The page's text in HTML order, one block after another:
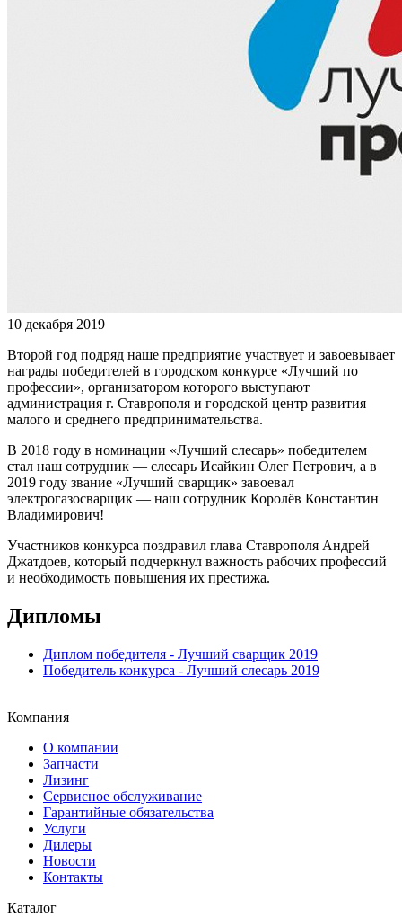
10 декабря 2019
Второй год подряд наше предприятие участвует и завоевывает
награды победителей в городском конкурсе «Лучший по
профессии», организатором которого выступают
администрация г. Ставрополя и городской центр развития
малого и среднего предпринимательства.
В 2018 году в номинации «Лучший слесарь» победителем
стал наш сотрудник — слесарь Исайкин Олег Петрович, а в
2019 году звание «Лучший сварщик» завоевал
электрогазосварщик — наш сотрудник Королёв Константин
Владимирович!
Участников конкурса поздравил глава Ставрополя Андрей
Джатдоев, который подчеркнул важность рабочих профессий
и необходимость повышения их престижа.
Дипломы
Диплом победителя - Лучший сварщик 2019
Победитель конкурса - Лучший слесарь 2019
Компания
О компании
Запчасти
Лизинг
Сервисное обслуживание
Гарантийные обязательства
Услуги
Дилеры
Новости
Контакты
Каталог